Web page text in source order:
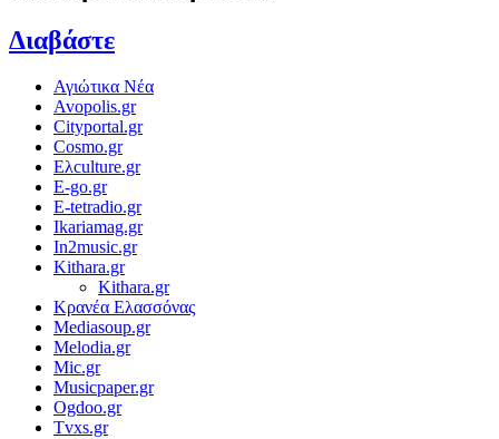
Διαβάστε
Αγιώτικα Νέα
Avopolis.gr
Cityportal.gr
Cosmo.gr
Ελculture.gr
E-go.gr
E-tetradio.gr
Ikariamag.gr
In2music.gr
Kithara.gr
Kithara.gr
Κρανέα Ελασσόνας
Mediasoup.gr
Melodia.gr
Mic.gr
Musicpaper.gr
Ogdoo.gr
Tvxs.gr